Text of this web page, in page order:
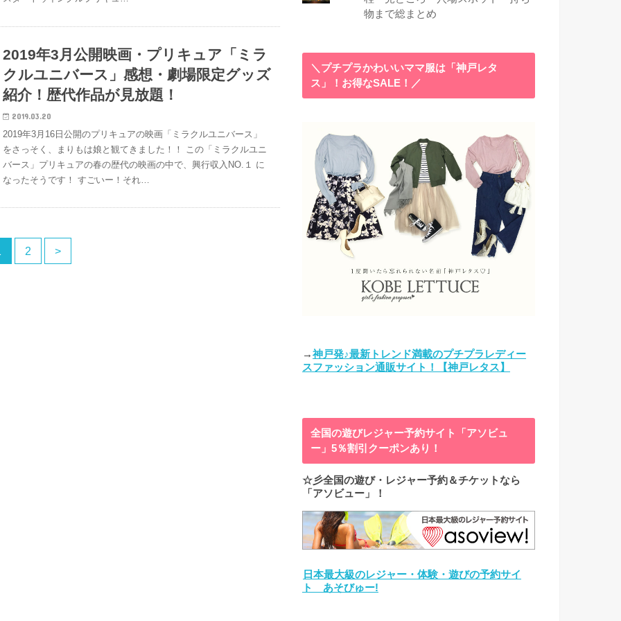
2019年3月公開映画・プリキュア「ミラ
クルユニバース」感想・劇場限定グッズ
紹介！歴代作品が見放題！
2019.03.20
2019年3月16日公開のプリキュアの映画「ミラクルユニバース」
をさっそく、まりもは娘と観てきました！！ この「ミラクルユニ
バース」プリキュアの春の歴代の映画の中で、興行収入NO.１ に
なったそうです！ すごいー！それ…
2 >
物まで総まとめ
＼プチプラかわいいママ服は「神戸レタ
ス」！お得なSALE！／
→神戸発♪最新トレンド満載のプチプラレディー
スファッション通販サイト！【神戸レタス】
全国の遊びレジャー予約サイト「アソビュ
ー」5％割引クーポンあり！
☆彡全国の遊び・レジャー予約＆チケットなら
「アソビュー」！
日本最大級のレジャー・体験・遊びの予約サイ
ト あそびゅー!